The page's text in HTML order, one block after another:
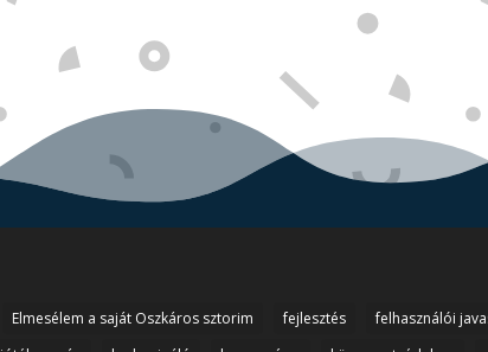
Elmesélem a saját Oszkáros sztorim fejlesztés felhasználói